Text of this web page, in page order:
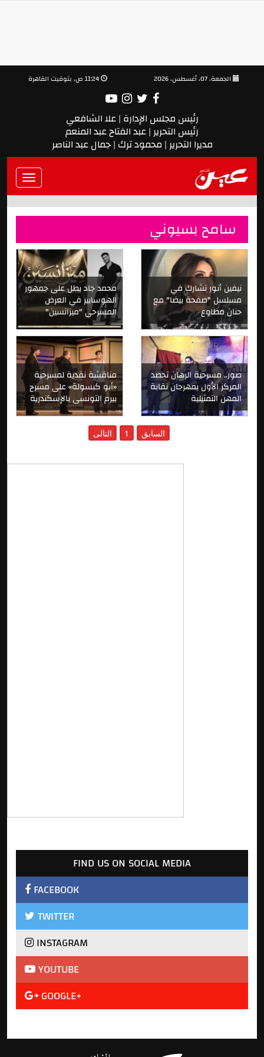
11:24 ص, بتوقيت القاهرة
رئيس مجلس الإدارة | علا الشافعي
رئيس التحرير | عبد الفتاح عبد المنعم
مديرا التحرير | محمود ترك | جمال عبد الناصر
Toggle
سامح بسيوني
محمد جاد يطل على جمهور
الهوسابير في العرض
المسرحي "ميزانسين"
نيفين أنور تشارك في
مسلسل "صفحة بيضا" مع
حنان مطاوع
مناقشة نقدية لمسرحية
«أبو كبسولة» على مسرح
بيرم التونسى بالإسكندرية
صور.. مسرحية الرهان تحصد
المركز الأول بمهرجان نقابة
المهن التمثيلية
السابق 1 التالى
FIND US ON SOCIAL MEDIA
FACEBOOK
TWITTER
INSTAGRAM
YOUTUBE
GOOGLE+